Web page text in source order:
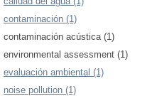
contaminación (1)
contaminación acústica (1)
environmental assessment (1)
evaluación ambiental (1)
noise pollution (1)